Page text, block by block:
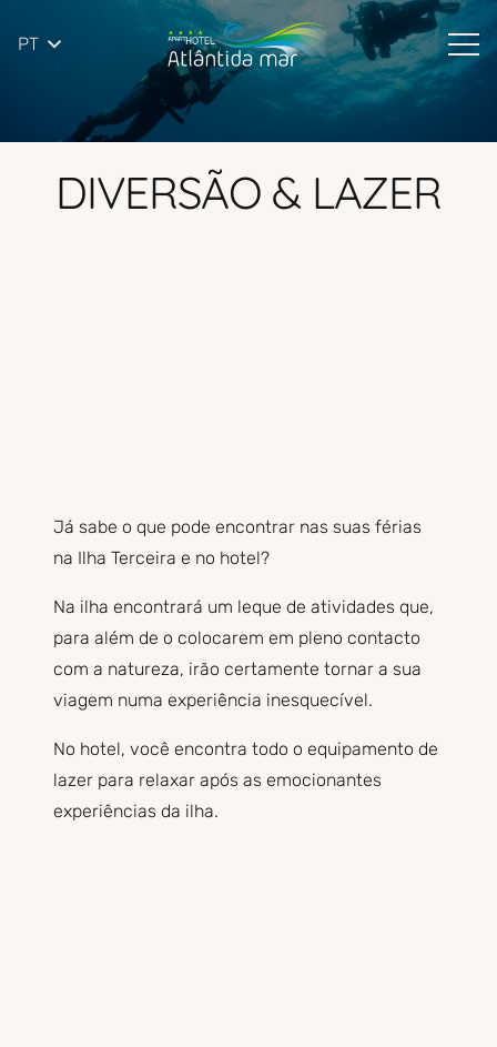
PT
DIVERSÃO & LAZER
Já sabe o que pode encontrar nas suas férias
na Ilha Terceira e no hotel?
Na ilha encontrará um leque de atividades que,
para além de o colocarem em pleno contacto
com a natureza, irão certamente tornar a sua
viagem numa experiência inesquecível.
No hotel, você encontra todo o equipamento de
lazer para relaxar após as emocionantes
experiências da ilha.